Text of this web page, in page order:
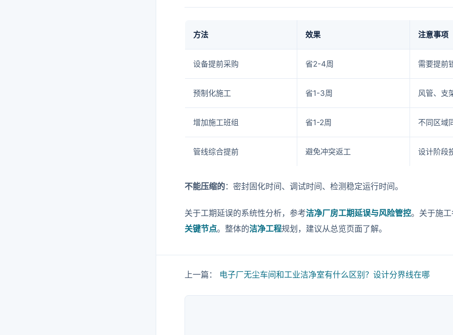
方法 效果 注意事项
设备提前采购 省2-4周 需要提前
预制化施工 省1-3周 风管、支
增加施工班组 省1-2周 不同区域
管线综合提前 避免冲突返工 设计阶段
不能压缩的：密封固化时间、调试时间、检测稳定运行时间。
关于工期延误的系统性分析，参考洁净厂房工期延误与风险管控。关于施
关键节点。整体的洁净工程规划，建议从总览页面了解。
上一篇： 电子厂无尘车间和工业洁净室有什么区别？设计分界线在哪